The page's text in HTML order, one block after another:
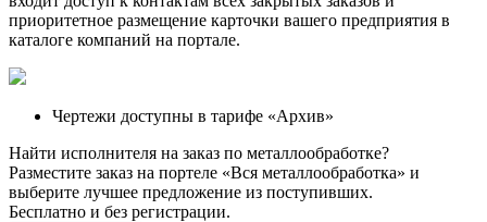
приоритетное размещение карточки вашего предприятия в
каталоге компаний на портале.
Чертежи доступны в тарифе «Архив»
Найти исполнителя на заказ по металлообработке?
Разместите заказ на портеле «Вся металлообработка» и
выберите лучшее предложение из поступивших.
Бесплатно и без регистрации.